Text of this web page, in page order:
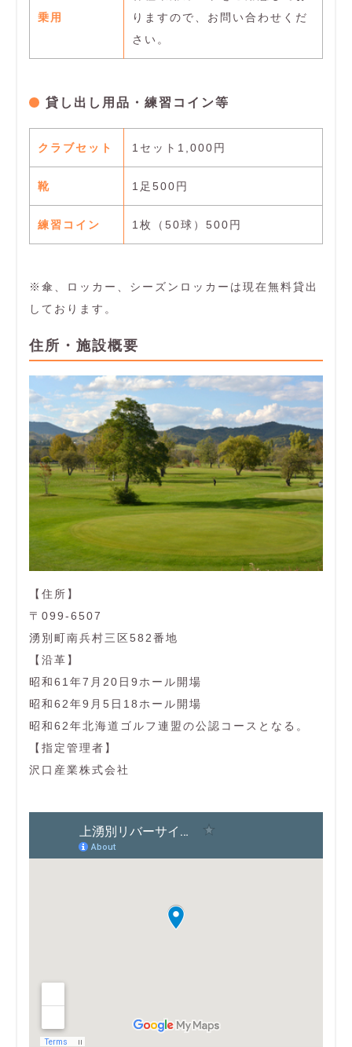
乗用
りますので、お問い合わせくだ
さい。
貸し出し用品・練習コイン等
クラブセット 1セット1,000円
靴 1足500円
練習コイン 1枚（50球）500円
※傘、ロッカー、シーズンロッカーは現在無料貸出
しております。
住所・施設概要
【住所】
〒099-6507
湧別町南兵村三区582番地
【沿革】
昭和61年7月20日9ホール開場
昭和62年9月5日18ホール開場
昭和62年北海道ゴルフ連盟の公認コースとなる。
【指定管理者】
沢口産業株式会社